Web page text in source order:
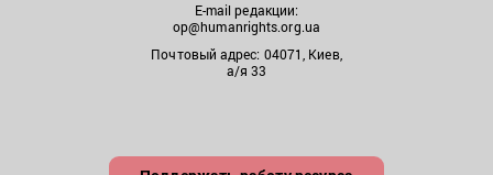
E-mail редакции:
op@humanrights.org.ua
Почтовый адрес: 04071, Киев,
а/я 33